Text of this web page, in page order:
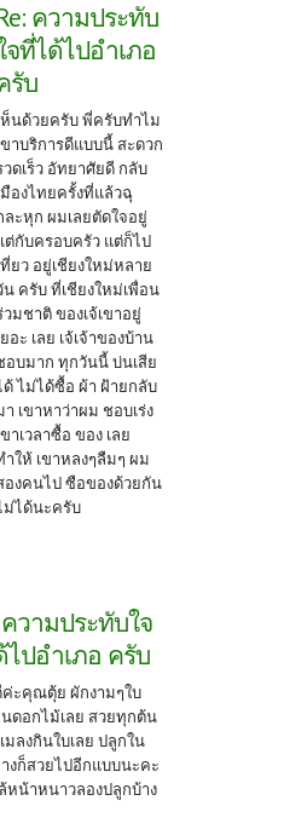
ความประทับ
จที่ได้ไปอำเภอ
รับ
ห็นด้วยครับ พี่ครับทำไม
ขาบริการดีแบบนี้ สะดวก
วดเร็ว อัทยาศัยดี กลับ
มืองไทยครั้งที่แล้วฉุ
ละหุก ผมเลยตัดใจอยู่
ต่กับครอบครัว แต่ก็ไป
ที่ยว อยู่เชียงใหม่หลาย
น ครับ ที่เชียงใหม่เพื่อน
วมชาติ ของเจ้เขาอยู่
ยอะ เลย เจ้เจ้าของบ้าน
อบมาก ทุกวันนี้ บ่นเสีย
ด้ ไม่ได้ซื้อ ผ้า ฝ้ายกลับ
า เขาหาว่าผม ชอบเร่ง
ขาเวลาซื้อ ของ เลย
ำให้ เขาหลงๆลืมๆ ผม
องคนไป ซือของด้วยกัน
ม่ได้นะครับ
ความประทับใจ
ปอำเภอ ครับ
ค่ะคุณตุ้ย ผักงามๆใบ
ดอกไม้เลย สวยทุกต้น
ลงกินใบเลย ปลูกใน
งก็สวยไปอีกแบบนะคะ
หน้าหนาวลองปลูกบ้าง